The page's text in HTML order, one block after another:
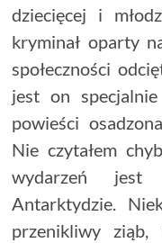
dziecięcej i
kryminał oparty
społeczności
jest on
powieści
Nie czytałem
wydarzeń jest
Antarktydzie.
przenikliwy ziąb,